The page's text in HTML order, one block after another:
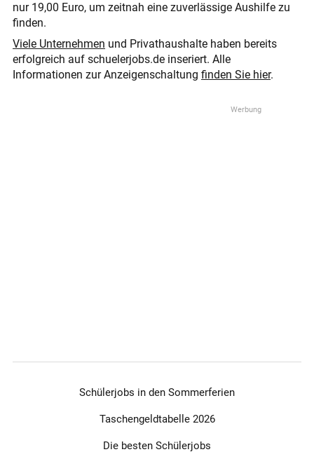
nur 19,00 Euro, um zeitnah eine zuverlässige Aushilfe zu
finden.
Viele Unternehmen und Privathaushalte haben bereits
erfolgreich auf schuelerjobs.de inseriert. Alle
Informationen zur Anzeigenschaltung finden Sie hier.
Schülerjobs in den Sommerferien
Taschengeldtabelle 2026
Die besten Schülerjobs